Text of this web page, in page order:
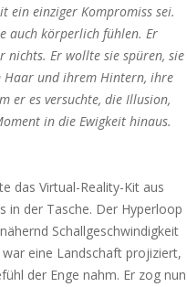
ein einziger Kompromiss sei.
auch körperlich fühlen. Er
nichts. Er wollte sie spüren, sie
Haar und ihrem Hintern, ihre
er es versuchte, die Illusion,
in die Ewigkeit hinaus.
das Virtual-Reality-Kit aus
in der Tasche. Der Hyperloop
Schallgeschwindigkeit
eine Landschaft projiziert,
der Enge nahm. Er zog nun